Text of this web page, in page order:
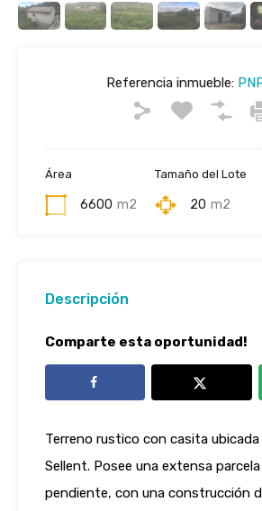
Referencia inmueble:
Área
6600 m2
Tamaño del Lote
20 m2
Descripción
Comparte esta oportunidad!
Terreno rustico con casita ubicada
Sellent. Posee una extensa
pendiente, con una construcción